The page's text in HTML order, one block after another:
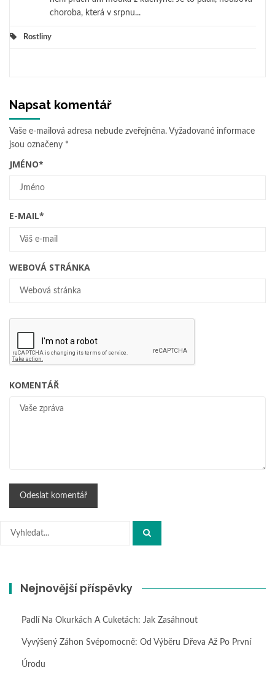
choroba, která v srpnu...
Rostliny
Napsat komentář
Vaše e-mailová adresa nebude zveřejněna. Vyžadované informace
jsou označeny *
JMÉNO*
E-MAIL*
WEBOVÁ STRÁNKA
KOMENTÁŘ
Hledat:
Nejnovější příspěvky
Padlí Na Okurkách A Cuketách: Jak Zasáhnout
Vyvýšený Záhon Svépomocně: Od Výběru Dřeva Až Po První
Úrodu